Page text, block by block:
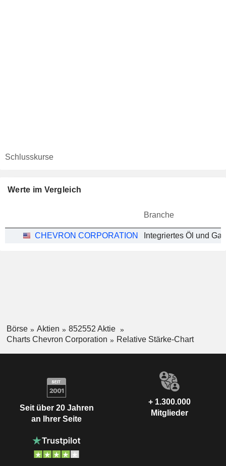
Schlusskurse
Werte im Vergleich
Branche
CHEVRON CORPORATION Integriertes Öl und Gas
Börse Aktien
852552 Aktie
Charts Chevron Corporation
Relative Stärke-Chart
Seit über 20 Jahren
an Ihrer Seite
+ 1.300.000
Mitglieder